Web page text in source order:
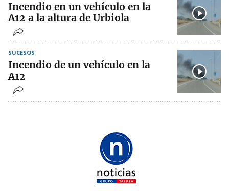
Incendio en un vehículo en la
A12 a la altura de Urbiola
SUCESOS
Incendio de un vehículo en la
A12